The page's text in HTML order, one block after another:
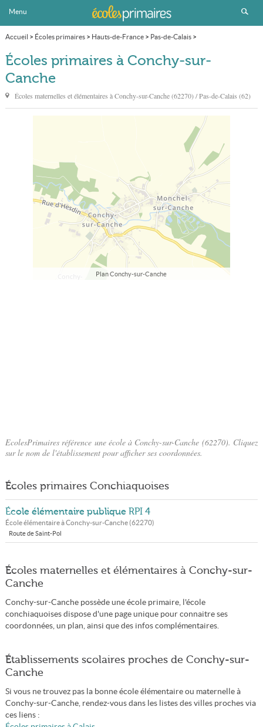
Menu
Accueil > Écoles primaires> Hauts-de-France> Pas-de-Calais>
Conchy-sur-Canche
Écoles primaires à Conchy-sur-
Canche
Écoles maternelles et élémentaires àConchy-sur-Canche(62270) / Pas-de-Calais (62)
Plan Conchy-sur-Canche
EcolesPrimaires référence une école à Conchy-sur-Canche (62270). Cliquez
sur le nom de l'établissement pour afficher ses coordonnées.
Écoles primaires Conchiaquoises
École élémentaire publique RPI 4
École élémentaire àConchy-sur-Canche(62270)
Route de Saint-Pol
Écoles maternelles et élémentaires à Conchy-sur-
Canche
Conchy-sur-Canche possède une école primaire, l'école
conchiaquoises dispose d'une page unique pour connaitre ses
coordonnées, un plan, ainsi que des infos complémentaires.
Établissements scolaires proches de Conchy-sur-
Canche
Si vous ne trouvez pas la bonne école élémentaire ou maternelle à
Conchy-sur-Canche, rendez-vous dans les listes des villes proches via
ces liens :